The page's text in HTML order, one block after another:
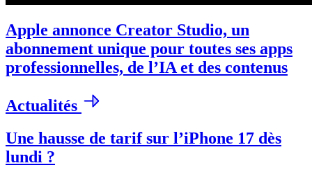
Apple annonce Creator Studio, un
abonnement unique pour toutes ses apps
professionnelles, de l’IA et des contenus
Actualités
Une hausse de tarif sur l’iPhone 17 dès
lundi ?